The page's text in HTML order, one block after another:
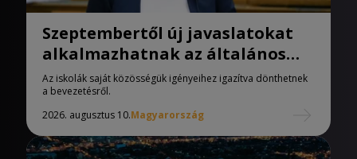
Szeptembertől új javaslatokat
alkalmazhatnak az általános
iskolák
Az iskolák saját közösségük igényeihez igazítva dönthetnek
a bevezetésről.
2026. augusztus 10.Magyarország